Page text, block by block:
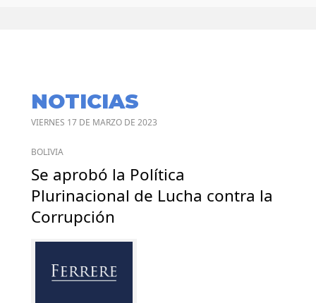
NOTICIAS
VIERNES 17 DE MARZO DE 2023
BOLIVIA
Se aprobó la Política
Plurinacional de Lucha contra la
Corrupción